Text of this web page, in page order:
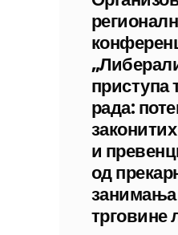
приступа
рада:
и
од